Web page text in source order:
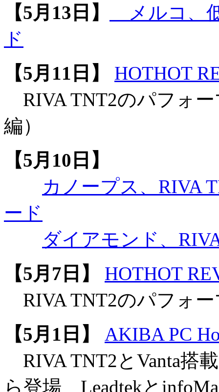
【5月13日】
メルコ、
ド
【5月11日】
HOTHOT
RIVA TNT2のパフォ
編）
【5月10日】
カノープス、RIVA
ード
ダイアモンド、
【5月7日】
HOTHOT
RIVA TNT2のパフォ
【5月1日】
AKIBA PC
RIVA TNT2とVanta搭
ら登場 Leadtekと